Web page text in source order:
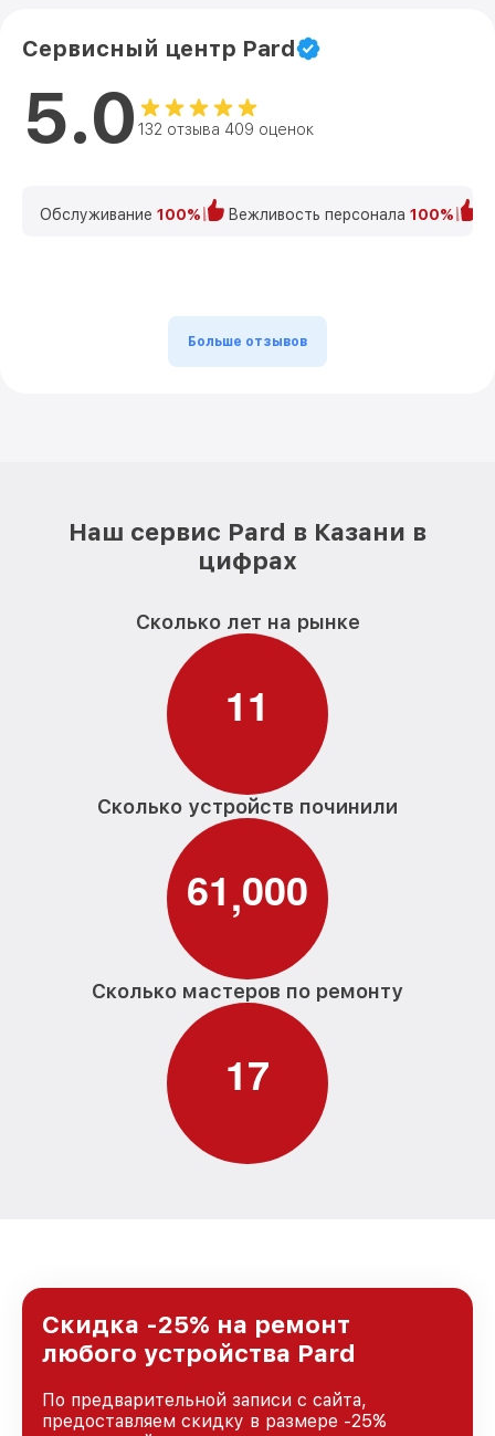
Сервисный центр Pard
5.0 132 отзыва 409 оценок
Обслуживание 100% Вежливость персонала 100%
Больше отзывов
Наш сервис Pard в Казани в
цифрах
Сколько лет на рынке
11
Сколько устройств починили
61,000
Сколько мастеров по ремонту
17
Скидка -25% на ремонт
любого устройства Pard
По предварительной записи с сайта,
предоставляем скидку в размере -25%